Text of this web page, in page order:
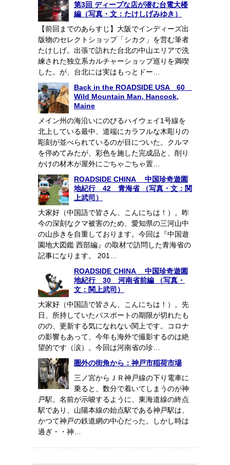
第3回 ディープな店が潜む台電大楼
編（写真・文：たけしげみゆき）
【前回までのあらすじ】大阪でインディーズ出
版物のセレクトショップ「シカク」を営む筆者
たけしげ。出張で訪れた台北の中山エリアで洗
練された独立系カルチャーショップ巡りを満喫
した。が、台北には実はもっとドー…
Back in the ROADSIDE USA 60
Wild Mountain Man, Hancock,
Maine
メイン州の海沿いにのびるハイウェイ1号線を
北上している最中、道端にカラフルな木彫りの
彫刻が並べられているのが目についた。クルマ
を停めてみたが、彩色を施した完成品と、削り
かけの材木が屋外にごちゃごちゃ置…
ROADSIDE CHINA 中国珍奇遊園
地紀行 42 青海省 （写真・文：関
上武司）
大家好（中国語で皆さん、こんにちは！）。昨
今の深刻なクマ被害のため、愛知県の三河山中
の山歩きを自重しております。今回は『中国遊
園地大図鑑 西部編』の取材で訪問した青海省の
記事になります。 201…
ROADSIDE CHINA 中国珍奇遊園
地紀行 30 河南省前編 （写真・
文：関上武司）
大家好（中国語で皆さん、こんにちは！）。先
日、所持していたパスポートの期限が切れたも
のの、更新する気になれない関上です。コロナ
の影響もあって、今年も海外で撮影するのは絶
望的です（涙）。今回は河南省の珍…
圏外の街角から：神戸市稲荷市場
三ノ宮からＪＲ神戸線の下り電車に
乗ると、数分で着いてしまうのが神
戸駅。名前が示唆するように、東海道線の終点
駅であり、山陽本線の始点駅である神戸駅は、
かつて神戸の鉄道網の中心だった。しかし時は
過ぎ・・神…